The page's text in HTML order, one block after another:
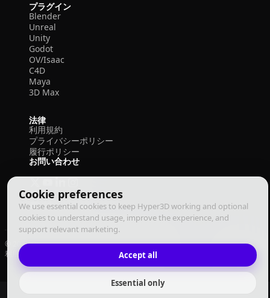
Cookie preferences
We use essential cookies to keep Hyper3D working and optional
cookies to understand usage, improve the experience, and
support relevant marketing.
Accept all
Essential only
プラグイン
Blender
Unreal
Unity
Godot
OV/Isaac
C4D
Maya
3D Max
法律
利用規約
プライバシーポリシー
履行ポリシー
お問い合わせ
© 2026 Deemos Corporation. All rights reserved
利用規約
履行ポリシー